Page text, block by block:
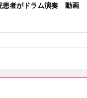
患者がドラム演奏 動画